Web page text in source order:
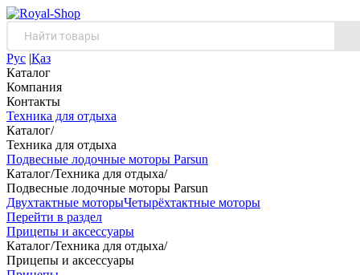
Рус |Қаз
Каталог
Компания
Контакты
Техника для отдыха
Каталог/
Техника для отдыха
Подвесные лодочные моторы Parsun
Каталог/Техника для отдыха/
Подвесные лодочные моторы Parsun
Двухтактные моторыЧетырёхтактные моторы
Перейти в раздел
Прицепы и аксессуары
Каталог/Техника для отдыха/
Прицепы и аксессуары